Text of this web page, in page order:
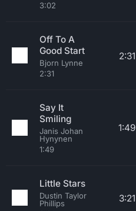
3:02
Off To A
Good Start
Bjorn Lynne
2:31
2:31
Say It
Smiling
Janis Johan
Hynynen
1:49
1:49
Little Stars
Dustin Taylor
Phillips
3:21